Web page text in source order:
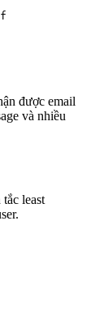
được email
và nhiều
least